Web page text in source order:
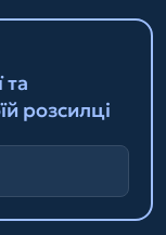
та
розсилці